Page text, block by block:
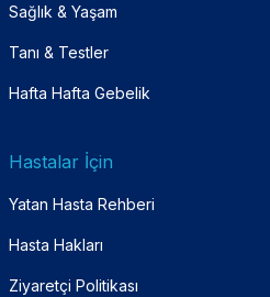
Sağlık & Yaşam
Tanı & Testler
Hafta Hafta Gebelik
Hastalar İçin
Yatan Hasta Rehberi
Hasta Hakları
Ziyaretçi Politikası